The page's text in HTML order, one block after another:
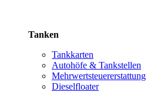
Tanken
Tankkarten
Autohöfe & Tankstellen
Mehrwertsteuererstattung
Dieselfloater